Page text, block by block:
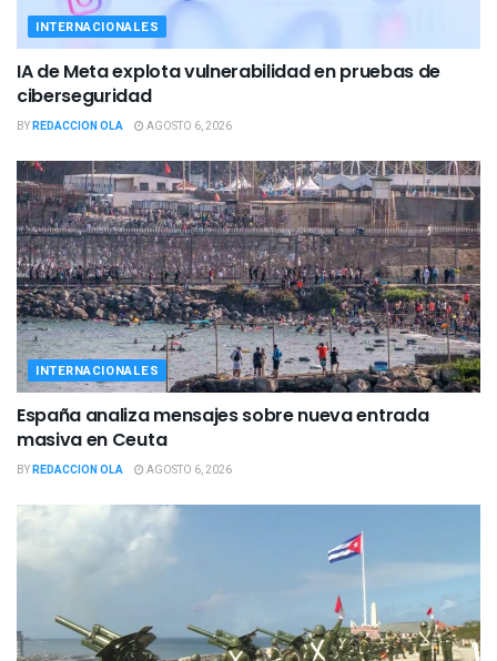
INTERNACIONALES
IA de Meta explota vulnerabilidad en pruebas de
ciberseguridad
BYREDACCION OLA AGOSTO 6, 2026
INTERNACIONALES
España analiza mensajes sobre nueva entrada
masiva en Ceuta
BYREDACCION OLA AGOSTO 6, 2026